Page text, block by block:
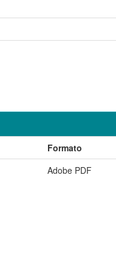
Formato
Adobe PDF